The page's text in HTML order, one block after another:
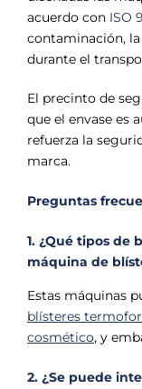
acuerdo con ISO
contaminación,
durante el
El precinto de
que el envase es
refuerza la
marca.
Preguntas
1. ¿Qué tipos de
máquina de
Estas máquinas
blísteres
cosmético, y
2. ¿Se puede